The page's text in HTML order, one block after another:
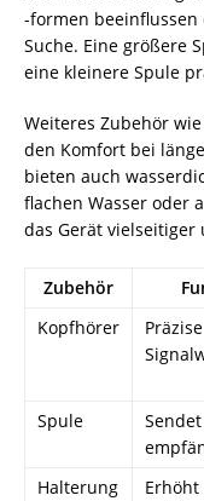
-formen beeinflussen
Suche. Eine größere
eine kleinere Spule
Weiteres Zubehör
den Komfort bei
bieten auch
flachen Wasser oder
das Gerät
Zubehör
Kopfhörer
Präzise
Spule
Halterung
Erhöht